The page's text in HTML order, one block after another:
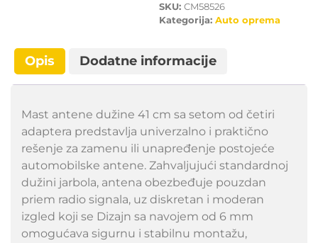
SKU: CM58526
Kategorija: Auto oprema
Opis Dodatne informacije
Mast antene dužine 41 cm sa setom od četiri
adaptera predstavlja univerzalno i praktično
rešenje za zamenu ili unapređenje postojeće
automobilske antene. Zahvaljujući standardnoj
dužini jarbola, antena obezbeđuje pouzdan
priem radio signala, uz diskretan i moderan
izgled koji se Dizajn sa navojem od 6 mm
omogućava sigurnu i stabilnu montažu,